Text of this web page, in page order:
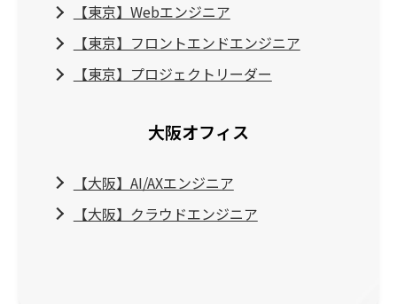
【東京】Webエンジニア
【東京】フロントエンドエンジニア
【東京】プロジェクトリーダー
大阪オフィス
【大阪】AI/AXエンジニア
【大阪】クラウドエンジニア